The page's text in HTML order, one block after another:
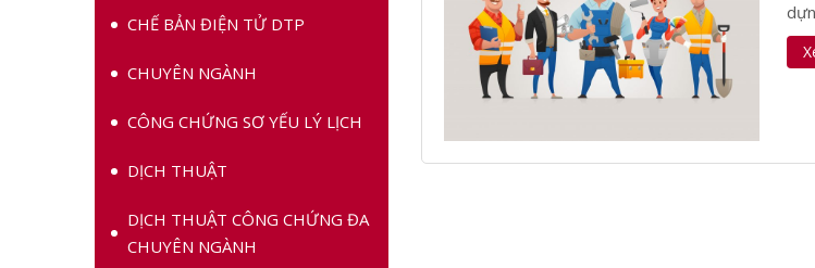
CHẾ BẢN ĐIỆN TỬ DTP
CHUYÊN NGÀNH
CÔNG CHỨNG SƠ YẾU LÝ LỊCH
DỊCH THUẬT
DỊCH THUẬT CÔNG CHỨNG ĐA
CHUYÊN NGÀNH